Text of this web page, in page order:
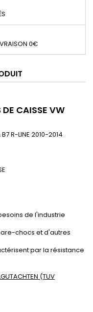
0€
DE CAISSEVW
R-LINE 2010-2014
de l'industrie
chocs et d'autres
par la résistance
(TUV